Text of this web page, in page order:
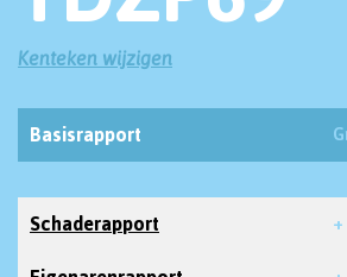
Kenteken wijzigen
Basisrapport
Schaderapport